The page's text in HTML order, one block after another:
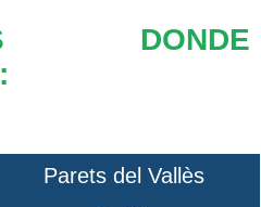
DONDE
Parets del Vallès